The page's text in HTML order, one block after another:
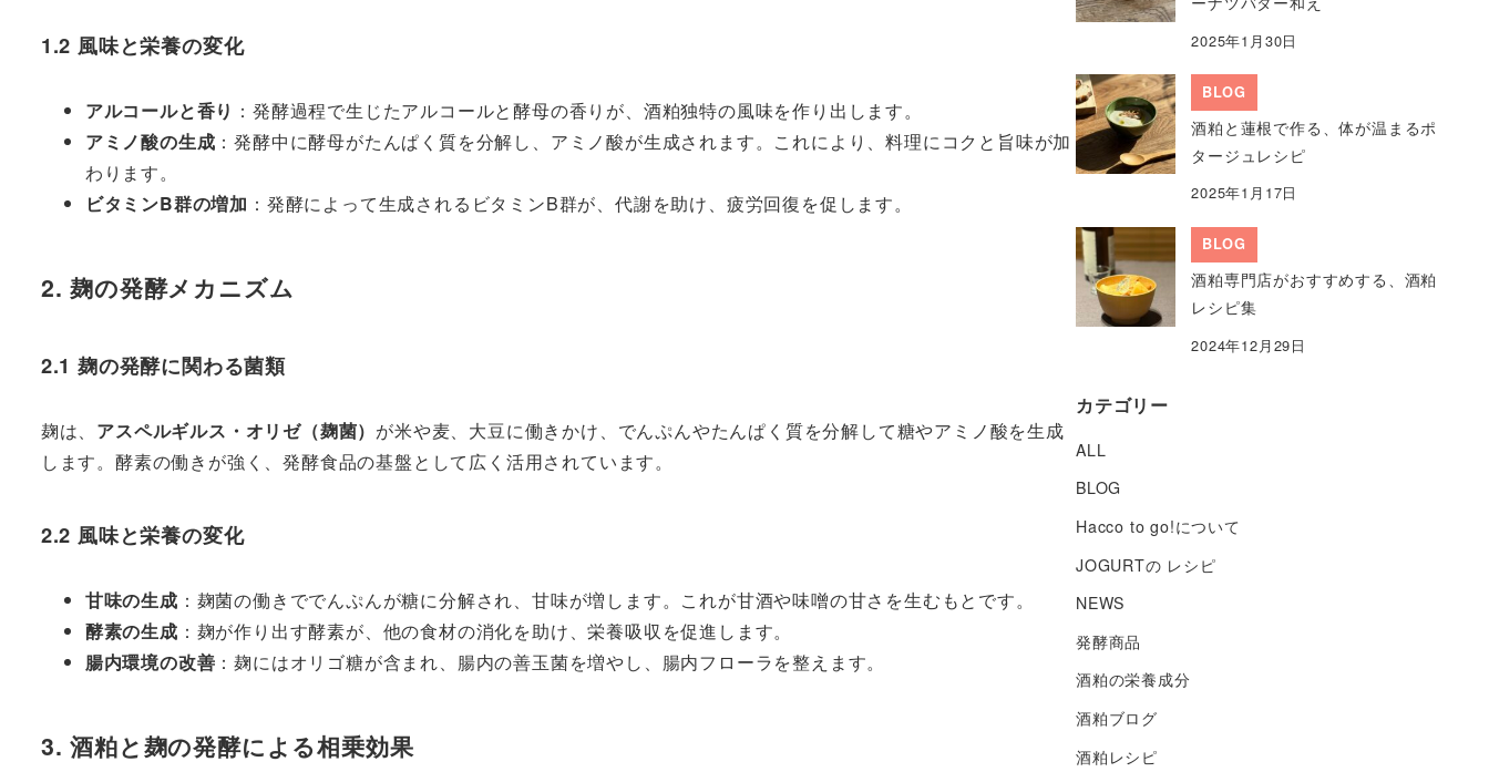
1.2 風味と栄養の変化
アルコールと香り ：発酵過程で生じたアルコールと酵母の香りが、酒粕独特の風味を作り出します。
アミノ酸の生成 ：発酵中に酵母がたんぱく質を分解し、アミノ酸が生成されます。これにより、料理にコクと旨味が加
わります。
ビタミンB群の増加 ：発酵によって生成されるビタミンB群が、代謝を助け、疲労回復を促します。
2. 麹の発酵メカニズム
2.1 麹の発酵に関わる菌類
麹は、 アスペルギルス・オリゼ（麹菌） が米や麦、大豆に働きかけ、でんぷんやたんぱく質を分解して糖やアミノ酸を生成
します。酵素の働きが強く、発酵食品の基盤として広く活用されています。
2.2 風味と栄養の変化
甘味の生成 ：麹菌の働きででんぷんが糖に分解され、甘味が増します。これが甘酒や味噌の甘さを生むもとです。
酵素の生成 ：麹が作り出す酵素が、他の食材の消化を助け、栄養吸収を促進します。
腸内環境の改善 ：麹にはオリゴ糖が含まれ、腸内の善玉菌を増やし、腸内フローラを整えます。
3. 酒粕と麹の発酵による相乗効果
2025年1月30日
BLOG
酒粕と蓮根で作る、体が温まるポ
タージュレシピ
2025年1月17日
BLOG
酒粕専門店がおすすめする、酒粕
レシピ集
2024年12月29日
カテゴリー
ALL
BLOG
Hacco to go!について
JOGURTの レシピ
NEWS
発酵商品
酒粕の栄養成分
酒粕ブログ
酒粕レシピ